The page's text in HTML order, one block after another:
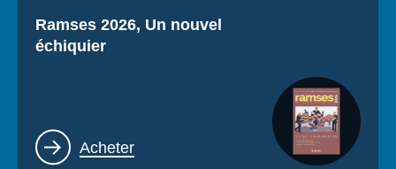
Titre
Ramses 2026, Un nouvel
échiquier
Lien
Acheter